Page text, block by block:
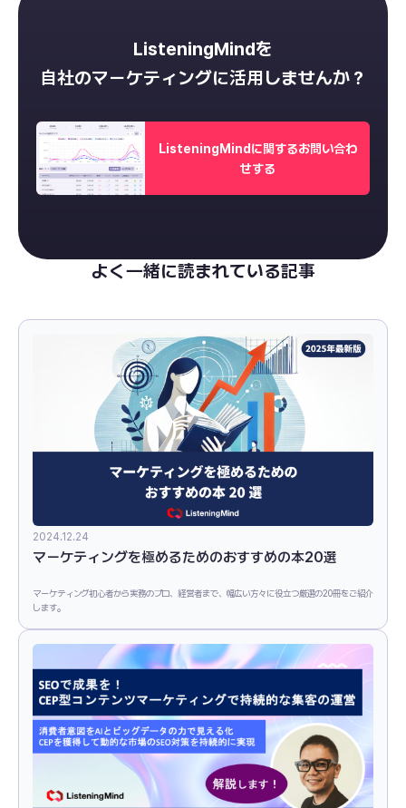
ListeningMindを
自社のマーケティングに活用しませんか？
ListeningMindに関するお問い合わ
せする
よく一緒に読まれている記事
2024.12.24
マーケティングを極めるためのおすすめの本20選
マーケティング初心者から実務のプロ、経営者まで、幅広い方々に役立つ厳選の20冊をご紹介
します。